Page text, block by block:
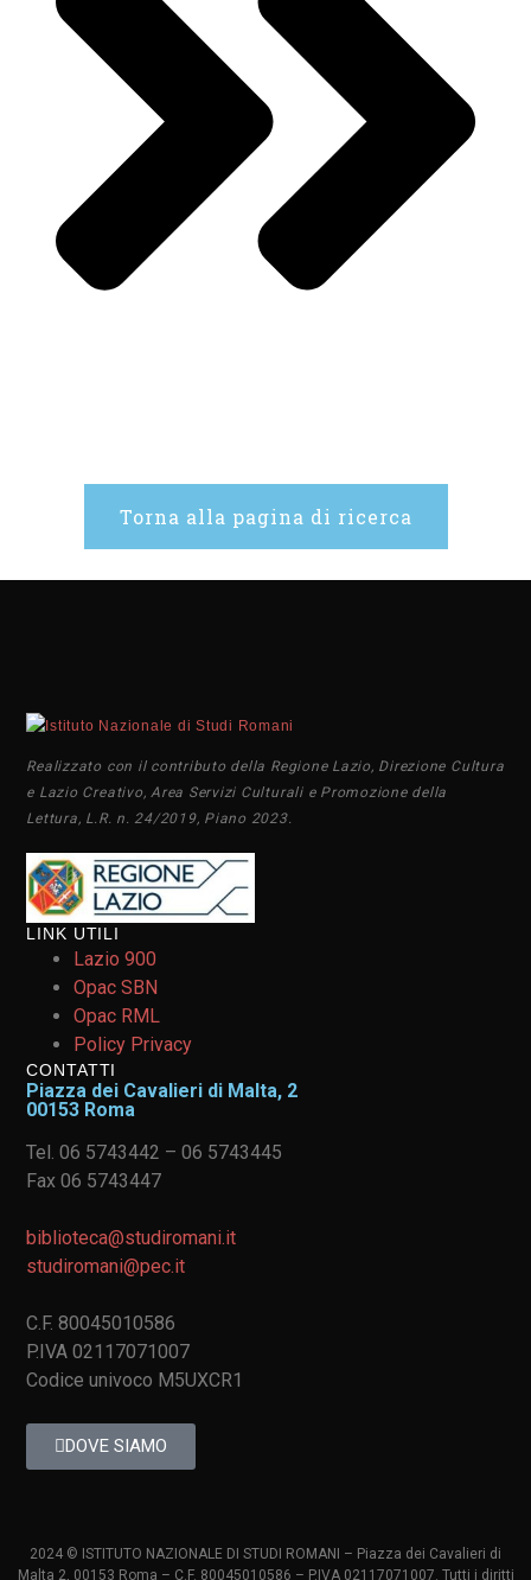
Torna alla pagina di ricerca
Realizzato con il contributo della Regione Lazio, Direzione Cultura
e Lazio Creativo, Area Servizi Culturali e Promozione della
Lettura, L.R. n. 24/2019, Piano 2023.
LINK UTILI
Lazio 900
Opac SBN
Opac RML
Policy Privacy
CONTATTI
Piazza dei Cavalieri di Malta, 2
00153 Roma
Tel. 06 5743442 – 06 5743445
Fax 06 5743447
biblioteca@studiromani.it
studiromani@pec.it
C.F. 80045010586
P.IVA 02117071007
Codice univoco M5UXCR1
DOVE SIAMO
2024 © ISTITUTO NAZIONALE DI STUDI ROMANI – Piazza dei Cavalieri di
Malta 2, 00153 Roma – C.F. 80045010586 – P.IVA 02117071007. Tutti i diritti